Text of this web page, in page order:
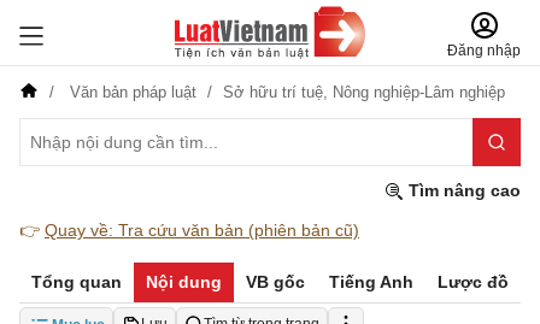
Đăng nhập
Văn bản pháp luật Sở hữu trí tuệ, Nông nghiệp-Lâm nghiệp
Tìm nâng cao
👉 Quay về: Tra cứu văn bản (phiên bản cũ)
Tổng quan Nội dung VB gốc Tiếng Anh Lược đồ